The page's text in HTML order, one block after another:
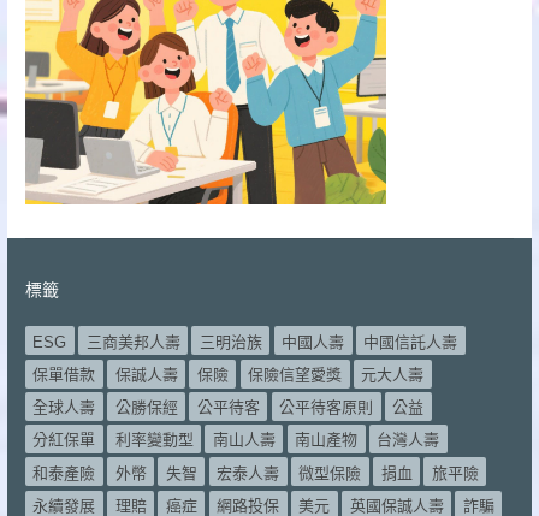
標籤
ESG 三商美邦人壽 三明治族 中國人壽
中國信託人壽
保單借款
保誠人壽 保險 保險信望愛獎
元大人壽
全球人壽
公勝保經 公平待客 公平待客原則
公益
分紅保單
利率變動型 南山人壽 南山產物
台灣人壽
和泰產險
外幣 失智 宏泰人壽 微型保險 捐血
旅平險
永續發展
理賠 癌症 網路投保 美元 英國保誠人壽
詐騙